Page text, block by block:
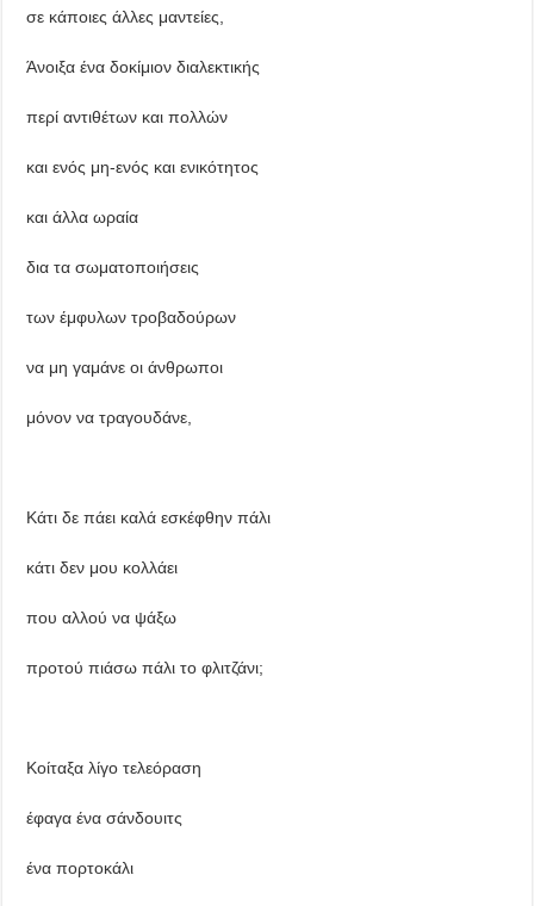
σε κάποιες άλλες μαντείες,
Άνοιξα ένα δοκίμιον διαλεκτικής
περί αντιθέτων και πολλών
και ενός μη-ενός και ενικότητος
και άλλα ωραία
δια τα σωματοποιήσεις
των έμφυλων τροβαδούρων
να μη γαμάνε οι άνθρωποι
μόνον να τραγουδάνε,
Κάτι δε πάει καλά εσκέφθην πάλι
κάτι δεν μου κολλάει
που αλλού να ψάξω
προτού πιάσω πάλι το φλιτζάνι;
Κοίταξα λίγο τελεόραση
έφαγα ένα σάνδουιτς
ένα πορτοκάλι